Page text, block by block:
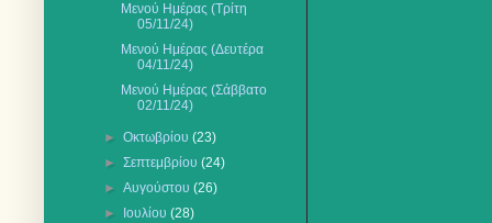
Μενού Ημέρας (Τρίτη
05/11/24)
Μενού Ημέρας (Δευτέρα
04/11/24)
Μενού Ημέρας (Σάββατο
02/11/24)
►Οκτωβρίου(23)
►Σεπτεμβρίου(24)
►Αυγούστου(26)
►
Ιουλίου(28)